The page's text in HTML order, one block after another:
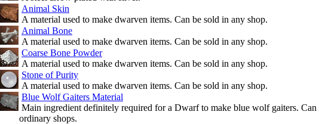
Animal Skin
A material used to make dwarven items. Can be sold in any shop.
Animal Bone
A material used to make dwarven items. Can be sold in any shop.
Coarse Bone Powder
A material used to make dwarven items. Can be sold in any shop.
Stone of Purity
A material used to make dwarven items. Can be sold in any shop.
Blue Wolf Gaiters Material
Main ingredient definitely required for a Dwarf to make blue wolf gaiters. Can
ordinary shops.